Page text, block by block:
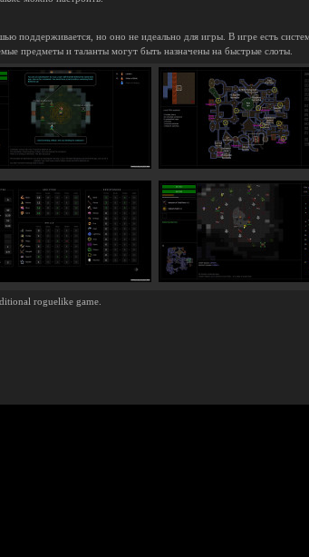
поддерживается, но оно не идеально для игры. В игре есть
предметы и таланты могут быть назначены на быстрые слоты.
roguelike game.